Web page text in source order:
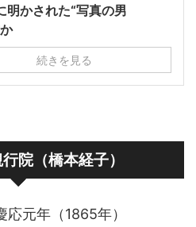
明かされた“写真の男
続きを見る
院（橋本経子）
元年（1865年）